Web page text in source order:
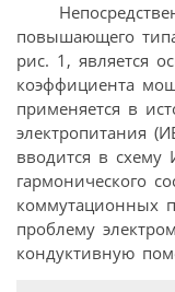
повышающего
рис. 1, является
коэффициента
применяется в
электропитания
вводится в
гармонического
коммутационных
проблему
кондуктивную